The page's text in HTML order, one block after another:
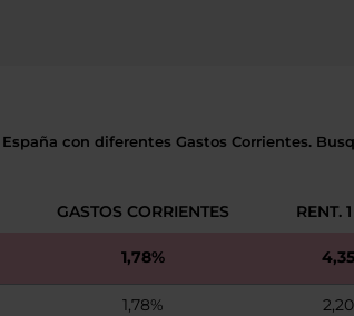
con diferentes Gastos Corrientes.
GASTOS CORRIENTES RENT.
1,78%
1,78%